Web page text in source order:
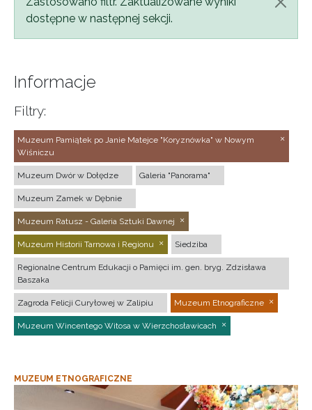
dostępne w następnej sekcji.
Informacje
Filtry:
Muzeum Pamiątek po Janie Matejce "Koryznówka" w Nowym
Wiśniczu
Muzeum Dwór w Dołędze Galeria "Panorama"
Muzeum Zamek w Dębnie
Muzeum Ratusz - Galeria Sztuki Dawnej
Muzeum Historii Tarnowa i Regionu Siedziba
Regionalne Centrum Edukacji o Pamięci im. gen. bryg. Zdzisława
Baszaka
Zagroda Felicji Curyłowej w Zalipiu Muzeum Etnograficzne
Muzeum Wincentego Witosa w Wierzchosławicach
MUZEUM ETNOGRAFICZNE